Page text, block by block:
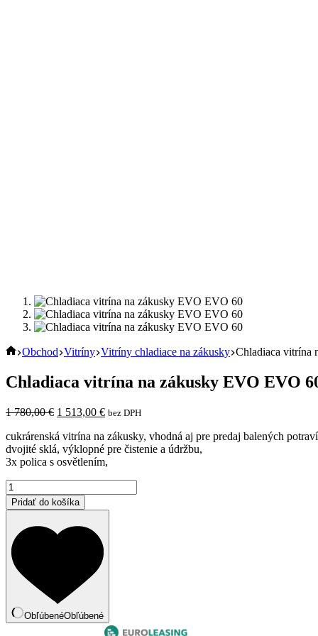
Home
Obchod Vitríny Vitríny chladiace na zákusky Chladiaca vitrína
Chladiaca vitrína na zákusky EVO EVO
1 780,00€ Pôvodná
bola:
1
780,00 €.
1 513,00 €Aktuálna
je:
1
513,00 €.
bez DPH
cukrárenská vitrína na zákusky, vhodná aj pre predaj balených
dvojité sklá, výklopné pre čistenie a údržbu,
3x polica s osvětlením,
množstvo
Chladiaca
vitrína
zákusky
EVO
EVO
Pridať do košíka
ObľúbenéObľúbené